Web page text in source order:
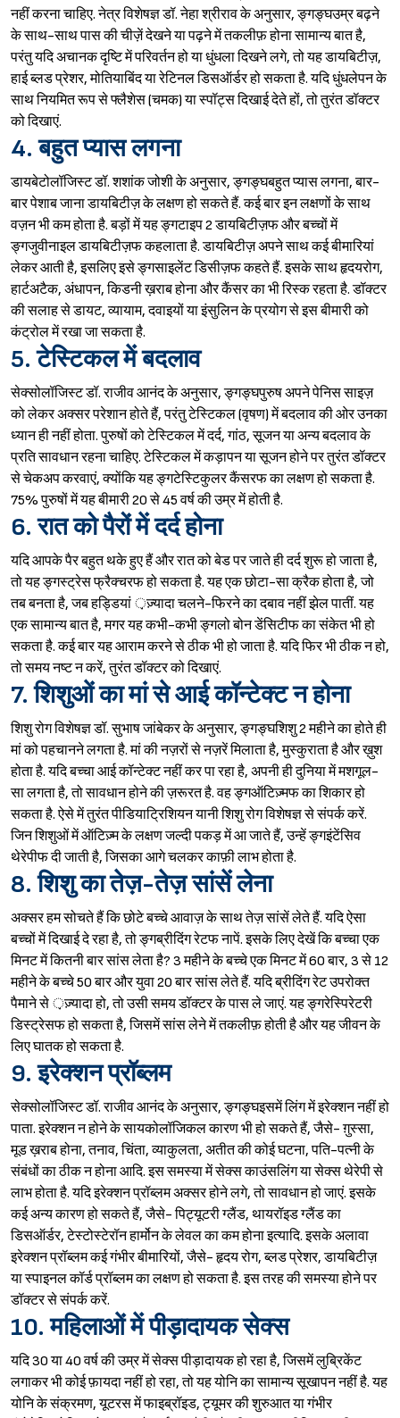
Sign in
नहीं करना चाहिए. नेत्र विशेषज्ञ डॉ. नेहा श्रीराव के अनुसार, ङ्गङ्घउम्र बढ़ने
के साथ-साथ पास की चीज़ें देखने या पढ़ने में तकलीफ़ होना सामान्य बात है,
परंतु यदि अचानक दृष्टि में परिवर्तन हो या धुंधला दिखने लगे, तो यह डायबिटीज़,
हाई ब्लड प्रेशर, मोतियाबिंद या रेटिनल डिसऑर्डर हो सकता है. यदि धुंधलेपन के
साथ नियमित रूप से फ्लैशेस (चमक) या स्पॉट्स दिखाई देते हों, तो तुरंत डॉक्टर
को दिखाएं.
4. बहुत प्यास लगना
डायबेटोलॉजिस्ट डॉ. शशांक जोशी के अनुसार, ङ्गङ्घबहुत प्यास लगना, बार-
बार पेशाब जाना डायबिटीज़ के लक्षण हो सकते हैं. कई बार इन लक्षणों के साथ
वज़न भी कम होता है. बड़ों में यह ङ्गटाइप 2 डायबिटीज़फ और बच्चों में
ङ्गजुवीनाइल डायबिटीज़फ कहलाता है. डायबिटीज़ अपने साथ कई बीमारियां
लेकर आती है, इसलिए इसे ङ्गसाइलेंट डिसीज़फ कहते हैं. इसके साथ हृदयरोग,
हार्टअटैक, अंधापन, किडनी ख़राब होना और कैंसर का भी रिस्क रहता है. डॉक्टर
की सलाह से डायट, व्यायाम, दवाइयों या इंसुलिन के प्रयोग से इस बीमारी को
कंट्रोल में रखा जा सकता है.
5. टेस्टिकल में बदलाव
सेक्सोलॉजिस्ट डॉ. राजीव आनंद के अनुसार, ङ्गङ्घपुरुष अपने पेनिस साइज़
को लेकर अक्सर परेशान होते हैं, परंतु टेस्टिकल (वृषण) में बदलाव की ओर उनका
ध्यान ही नहीं होता. पुरुषों को टेस्टिकल में दर्द, गांठ, सूजन या अन्य बदलाव के
प्रति सावधान रहना चाहिए. टेस्टिकल में कड़ापन या सूजन होने पर तुरंत डॉक्टर
से चेकअप करवाएं, क्योंकि यह ङ्गटेस्टिकुलर कैंसरफ का लक्षण हो सकता है.
75% पुरुषों में यह बीमारी 20 से 45 वर्ष की उम्र में होती है.
6. रात को पैरों में दर्द होना
यदि आपके पैर बहुत थके हुए हैं और रात को बेड पर जाते ही दर्द शुरू हो जाता है,
तो यह ङ्गस्ट्रेस फ्रैक्चरफ हो सकता है. यह एक छोटा-सा क्रैक होता है, जो
तब बनता है, जब हड्डियां ़ज़्यादा चलने-फिरने का दबाव नहीं झेल पातीं. यह
एक सामान्य बात है, मगर यह कभी-कभी ङ्गलो बोन डेंसिटीफ का संकेत भी हो
सकता है. कई बार यह आराम करने से ठीक भी हो जाता है. यदि फिर भी ठीक न हो,
तो समय नष्ट न करें, तुरंत डॉक्टर को दिखाएं.
7. शिशुओं का मां से आई कॉन्टेक्ट न होना
शिशु रोग विशेषज्ञ डॉ. सुभाष जांबेकर के अनुसार, ङ्गङ्घशिशु 2 महीने का होते ही
मां को पहचानने लगता है. मां की नज़रों से नज़रें मिलाता है, मुस्कुराता है और ख़ुश
होता है. यदि बच्चा आई कॉन्टेक्ट नहीं कर पा रहा है, अपनी ही दुनिया में मशगूल-
सा लगता है, तो सावधान होने की ज़रूरत है. वह ङ्गऑटिज़्मफ का शिकार हो
सकता है. ऐसे में तुरंत पीडियाट्रिशियन यानी शिशु रोग विशेषज्ञ से संपर्क करें.
जिन शिशुओं में ऑटिज़्म के लक्षण जल्दी पकड़ में आ जाते हैं, उन्हें ङ्गइंटेंसिव
थेरेपीफ दी जाती है, जिसका आगे चलकर काफ़ी लाभ होता है.
8. शिशु का तेज़-तेज़ सांसें लेना
अक्सर हम सोचते हैं कि छोटे बच्चे आवाज़ के साथ तेज़ सांसें लेते हैं. यदि ऐसा
बच्चों में दिखाई दे रहा है, तो ङ्गब्रीदिंग रेटफ नापें. इसके लिए देखें कि बच्चा एक
मिनट में कितनी बार सांस लेता है? 3 महीने के बच्चे एक मिनट में 60 बार, 3 से 12
महीने के बच्चे 50 बार और युवा 20 बार सांस लेते हैं. यदि ब्रीदिंग रेट उपरोक्त
पैमाने से ़ज़्यादा हो, तो उसी समय डॉक्टर के पास ले जाएं. यह ङ्गरेस्पिरेटरी
डिस्ट्रेसफ हो सकता है, जिसमें सांस लेने में तकलीफ़ होती है और यह जीवन के
लिए घातक हो सकता है.
9. इरेक्शन प्रॉब्लम
सेक्सोलॉजिस्ट डॉ. राजीव आनंद के अनुसार, ङ्गङ्घइसमें लिंग में इरेक्शन नहीं हो
पाता. इरेक्शन न होने के सायकोलॉजिकल कारण भी हो सकते हैं, जैसे- ग़ुस्सा,
मूड ख़राब होना, तनाव, चिंता, व्याकुलता, अतीत की कोई घटना, पति-पत्नी के
संबंधों का ठीक न होना आदि. इस समस्या में सेक्स काउंसलिंग या सेक्स थेरेपी से
लाभ होता है. यदि इरेक्शन प्रॉब्लम अक्सर होने लगे, तो सावधान हो जाएं. इसके
कई अन्य कारण हो सकते हैं, जैसे- पिट्यूटरी ग्लैंड, थायरॉइड ग्लैंड का
डिसऑर्डर, टेस्टोस्टेरॉन हार्मोन के लेवल का कम होना इत्यादि. इसके अलावा
इरेक्शन प्रॉब्लम कई गंभीर बीमारियों, जैसे- हृदय रोग, ब्लड प्रेशर, डायबिटीज़
या स्पाइनल कॉर्ड प्रॉब्लम का लक्षण हो सकता है. इस तरह की समस्या होने पर
डॉक्टर से संपर्क करें.
10. महिलाओं में पीड़ादायक सेक्स
यदि 30 या 40 वर्ष की उम्र में सेक्स पीड़ादायक हो रहा है, जिसमें लुब्रिकेंट
लगाकर भी कोई फ़ायदा नहीं हो रहा, तो यह योनि का सामान्य सूखापन नहीं है. यह
योनि के संक्रमण, यूटरस में फाइब्रॉइड, ट्यूमर की शुरुआत या गंभीर